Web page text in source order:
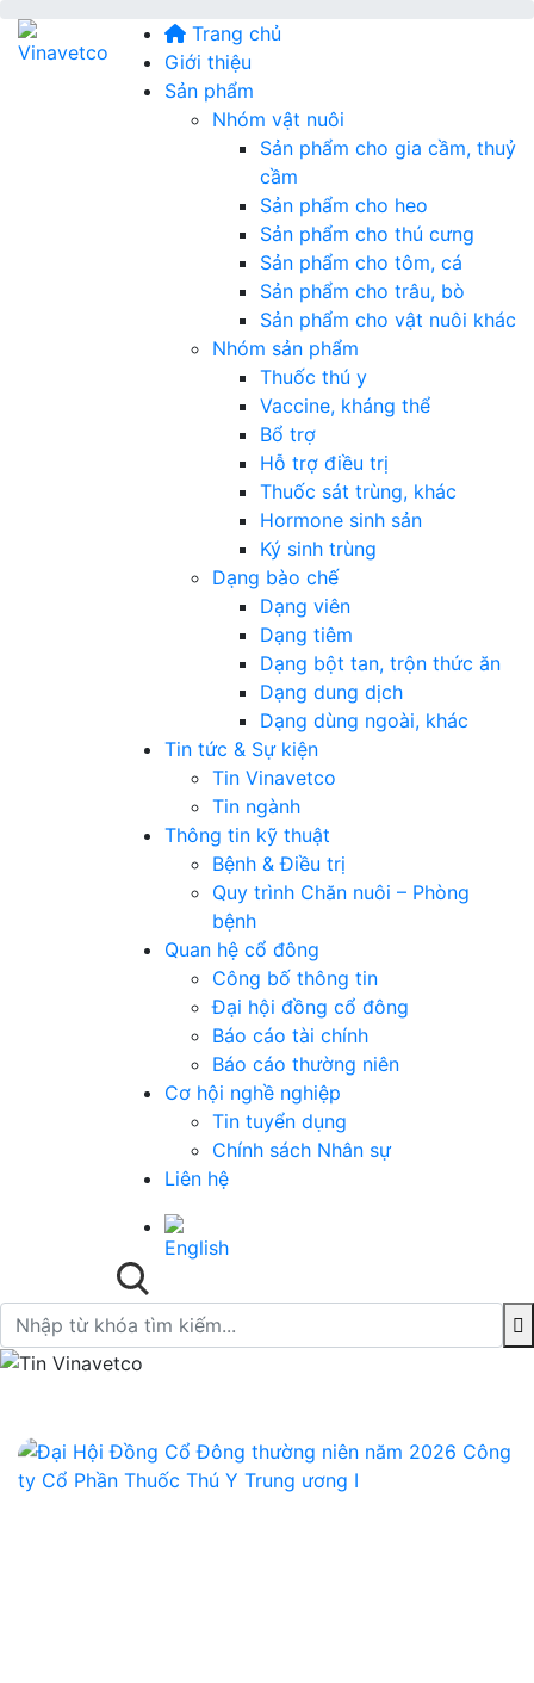
Trang chủ
Giới thiệu
Sản phẩm
Nhóm vật nuôi
Sản phẩm cho gia cầm, thuỷ
cầm
Sản phẩm cho heo
Sản phẩm cho thú cưng
Sản phẩm cho tôm, cá
Sản phẩm cho trâu, bò
Sản phẩm cho vật nuôi khác
Nhóm sản phẩm
Thuốc thú y
Vaccine, kháng thể
Bổ trợ
Hỗ trợ điều trị
Thuốc sát trùng, khác
Hormone sinh sản
Ký sinh trùng
Dạng bào chế
Dạng viên
Dạng tiêm
Dạng bột tan, trộn thức ăn
Dạng dung dịch
Dạng dùng ngoài, khác
Tin tức & Sự kiện
Tin Vinavetco
Tin ngành
Thông tin kỹ thuật
Bệnh & Điều trị
Quy trình Chăn nuôi – Phòng
bệnh
Quan hệ cổ đông
Công bố thông tin
Đại hội đồng cổ đông
Báo cáo tài chính
Báo cáo thường niên
Cơ hội nghề nghiệp
Tin tuyển dụng
Chính sách Nhân sự
Liên hệ